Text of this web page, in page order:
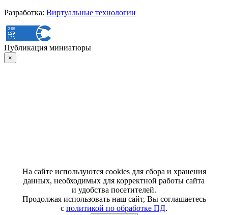
Разработка: Виртуальные технологии
Публикация миниатюры
×
На сайте используются cookies для сбора и хранения
данных, необходимых для корректной работы сайта
и удобства посетителей.
Продолжая использовать наш сайт, Вы соглашаетесь
с политикой по обработке ПД.